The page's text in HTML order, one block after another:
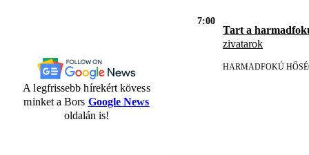
A legfrissebb hírekért kövess
minket a Bors Google News
oldalán is!
7:00
Tart a
zivatarok
HARMADFOKÚ